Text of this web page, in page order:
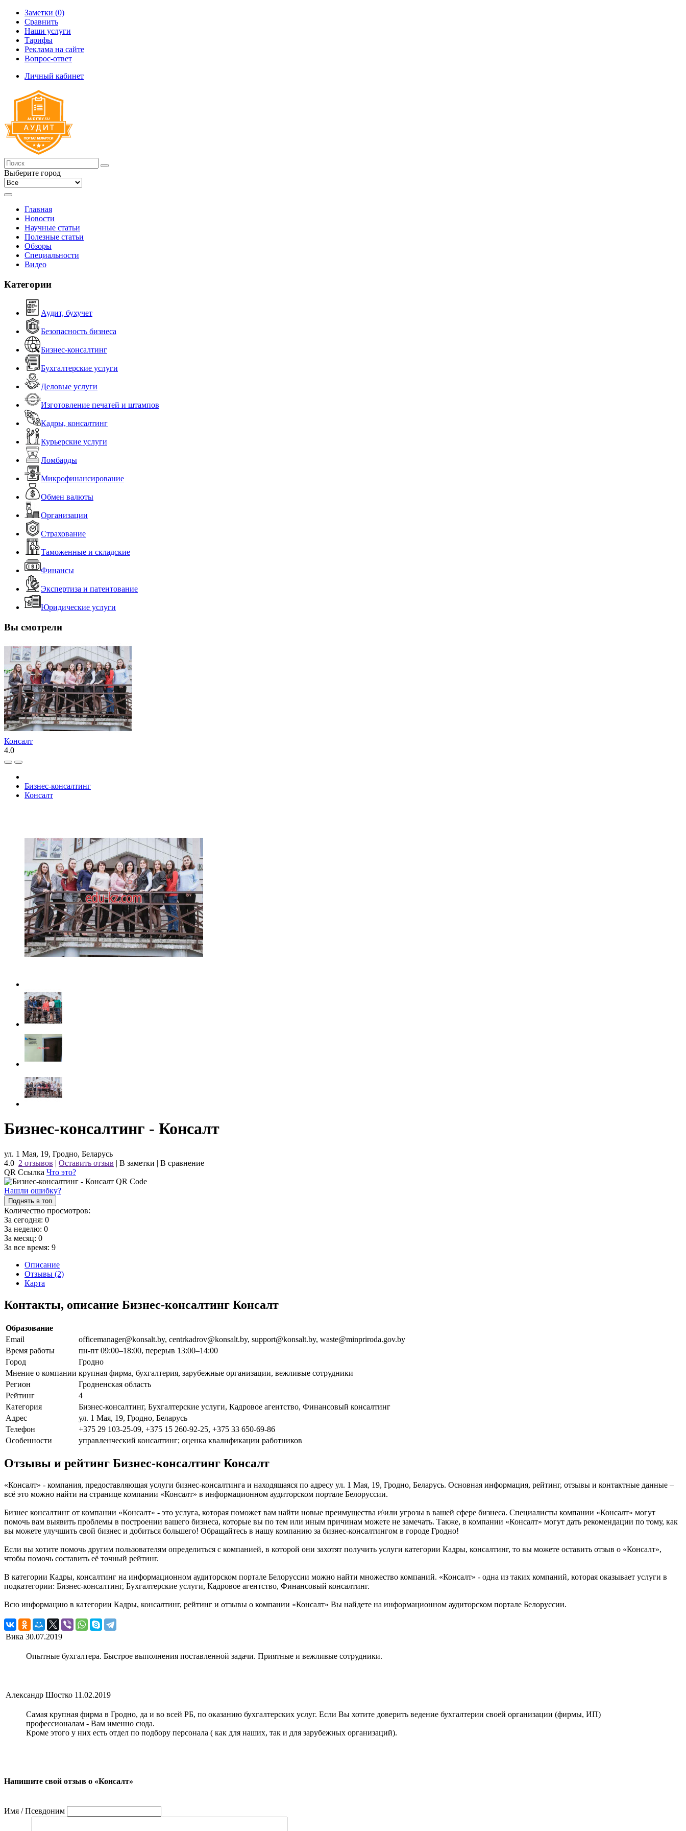
Заметки (0)
Сравнить
Наши услуги
Тарифы
Реклама на сайте
Вопрос-ответ
Личный кабинет
Выберите город
Главная
Новости
Научные статьи
Полезные статьи
Обзоры
Специальности
Видео
Категории
Аудит, бухучет
Безопасность бизнеса
Бизнес-консалтинг
Бухгалтерские услуги
Деловые услуги
Изготовление печатей и штампов
Кадры, консалтинг
Курьерские услуги
Ломбарды
Микрофинансирование
Обмен валюты
Организации
Страхование
Таможенные и складские
Финансы
Экспертиза и патентование
Юридические услуги
Вы смотрели
Консалт
4.0
Бизнес-консалтинг
Консалт
Бизнес-консалтинг - Консалт
ул. 1 Мая, 19, Гродно, Беларусь
4.0 2 отзывов | Оставить отзыв | В заметки | В сравнение
QR Ссылка Что это?
Нашли ошибку?
Поднять в топ
Количество просмотров:
За сегодня: 0
За неделю: 0
За месяц: 0
За все время: 9
Описание
Отзывы (2)
Карта
Контакты, описание Бизнес-консалтинг Консалт
Образование
Email
officemanager@konsalt.by, centrkadrov@konsalt.by, support@konsalt.by, waste@minpriroda.gov.by
Время работы
пн-пт 09:00–18:00, перерыв 13:00–14:00
Город
Гродно
Мнение о компании крупная фирма, бухгалтерия, зарубежные организации, вежливые сотрудники
Регион
Гродненская область
Рейтинг
4
Категория
Бизнес-консалтинг, Бухгалтерские услуги, Кадровое агентство, Финансовый консалтинг
Адрес
ул. 1 Мая, 19, Гродно, Беларусь
Телефон
+375 29 103-25-09, +375 15 260-92-25, +375 33 650-69-86
Особенности
управленческий консалтинг; оценка квалификации работников
Отзывы и рейтинг Бизнес-консалтинг Консалт
«Консалт» - компания, предоставляющая услуги бизнес-консалтинга и находящаяся по адресу ул. 1 Мая, 19, Гродно, Беларусь. Основная информация, рейтинг, отзывы и контактные данные –
всё это можно найти на странице компании «Консалт» в информационном аудиторском портале Белоруссии.
Бизнес консалтинг от компании «Консалт» - это услуга, которая поможет вам найти новые преимущества и\или угрозы в вашей сфере бизнеса. Специалисты компании «Консалт» могут
помочь вам выявить проблемы в построении вашего бизнеса, которые вы по тем или иным причинам можете не замечать. Также, в компании «Консалт» могут дать рекомендации по тому, как
вы можете улучшить свой бизнес и добиться большего! Обращайтесь в нашу компанию за бизнес-консалтингом в городе Гродно!
Если вы хотите помочь другим пользователям определиться с компанией, в которой они захотят получить услуги категории Кадры, консалтинг, то вы можете оставить отзыв о «Консалт»,
чтобы помочь составить её точный рейтинг.
В категории Кадры, консалтинг на информационном аудиторском портале Белоруссии можно найти множество компаний. «Консалт» - одна из таких компаний, которая оказывает услуги в
подкатегории: Бизнес-консалтинг, Бухгалтерские услуги, Кадровое агентство, Финансовый консалтинг.
Всю информацию в категории Кадры, консалтинг, рейтинг и отзывы о компании «Консалт» Вы найдете на информационном аудиторском портале Белоруссии.
Вика 30.07.2019
Опытные бухгалтера. Быстрое выполнения поставленной задачи. Приятные и вежливые сотрудники.
Александр Шостко 11.02.2019
Самая крупная фирма в Гродно, да и во всей РБ, по оказанию бухгалтерских услуг. Если Вы хотите доверить ведение бухгалтерии своей организации (фирмы, ИП)
профессионалам - Вам именно сюда.
Кроме этого у них есть отдел по подбору персонала ( как для наших, так и для зарубежных организаций).
Напишите свой отзыв о «Консалт»
Имя / Псевдоним